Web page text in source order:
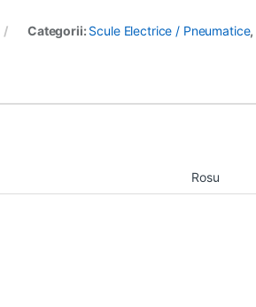
Categorii: Scule Electrice / Pneumatice,
Rosu